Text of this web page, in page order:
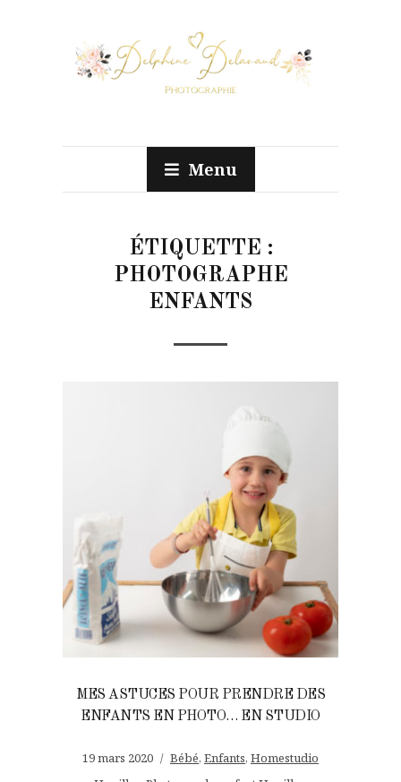
Menu
ÉTIQUETTE :
PHOTOGRAPHE
ENFANTS
MES ASTUCES POUR PRENDRE DES
ENFANTS EN PHOTO… EN STUDIO
19 mars 2020 Bébé, Enfants, Homestudio